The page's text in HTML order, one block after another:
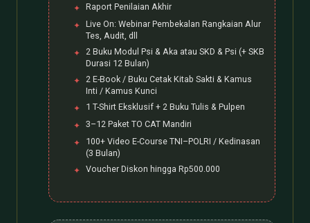
Raport Penilaian Akhir
Live On: Webinar Pembekalan Rangkaian Alur
Tes, Audit, dll
2 Buku Modul Psi & Aka atau SKD & Psi (+ SKB
Durasi 12 Bulan)
2 E-Book / Buku Cetak Kitab Sakti & Kamus
Inti / Kamus Kunci
1 T-Shirt Eksklusif + 2 Buku Tulis & Pulpen
3–12 Paket TO CAT Mandiri
100+ Video E-Course TNI–POLRI / Kedinasan
(3 Bulan)
Voucher Diskon hingga Rp500.000